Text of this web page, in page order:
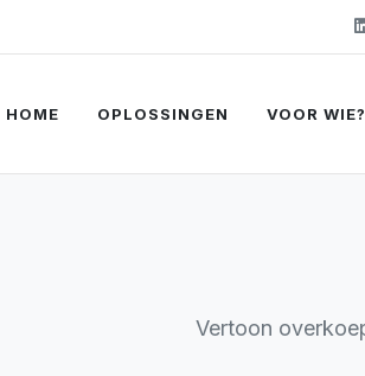
HOME OPLOSSINGEN VOOR WIE?
Vertoon